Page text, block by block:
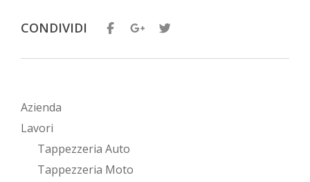
CONDIVIDI
Azienda
Lavori
Tappezzeria Auto
Tappezzeria Moto